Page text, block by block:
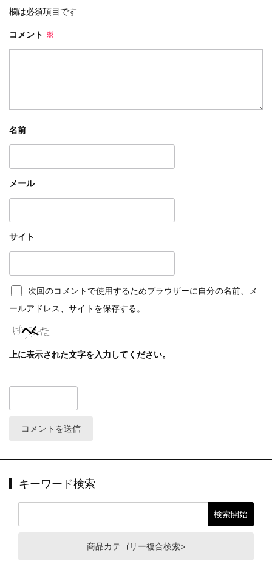
欄は必須項目です
コメント ※
名前
メール
サイト
次回のコメントで使用するためブラウザーに自分の名前、メ
ールアドレス、サイトを保存する。
上に表示された文字を入力してください。
キーワード検索
商品カテゴリー複合検索>